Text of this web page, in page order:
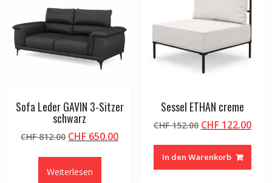
Sofa Leder GAVIN 3-Sitzer
schwarz
CHF812.00 Ursprünglicher
CHF 812.00
CHF 650.00Aktueller
Weiterlesen
Sessel ETHAN creme
CHF152.00 Ursprünglicher
war:
CHF 152.00
CHF122.00
In den Warenkorb